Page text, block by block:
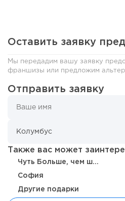
148
Оставить заявку
Мы передадим вашу заявку
франшизы или предложим
Отправить заявку
Также вас может
Чуть Больше, чем шарики
София
Другие подарки